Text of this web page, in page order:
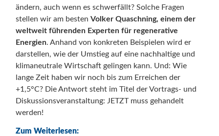
ändern, auch wenn es schwerfällt? Solche Fragen
stellen wir am besten Volker Quaschning, einem der
weltweit führenden Experten für regenerative
Energien. Anhand von konkreten Beispielen wird er
darstellen, wie der Umstieg auf eine nachhaltige und
klimaneutrale Wirtschaft gelingen kann. Und: Wie
lange Zeit haben wir noch bis zum Erreichen der
+1,5°C? Die Antwort steht im Titel der Vortrags- und
Diskussionsveranstaltung: JETZT muss gehandelt
werden!
Zum Weiterlesen: